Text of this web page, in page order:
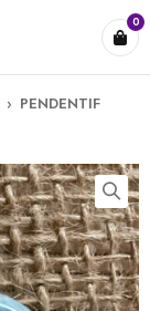
0
› PENDENTIF